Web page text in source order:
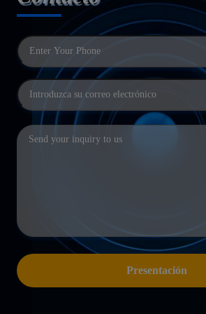
Presentación